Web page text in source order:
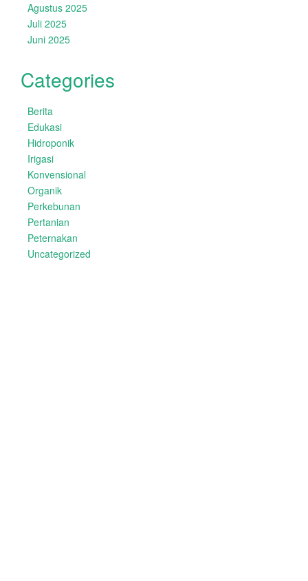
Agustus 2025
Juli 2025
Juni 2025
Categories
Berita
Edukasi
Hidroponik
Irigasi
Konvensional
Organik
Perkebunan
Pertanian
Peternakan
Uncategorized